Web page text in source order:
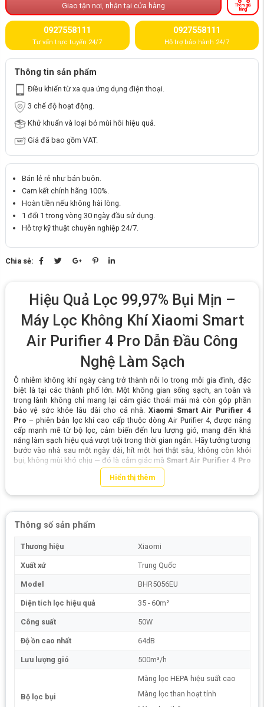
Giao tận nơi, nhận tại cửa hàng
Thêm giỏ
hàng
0927558111
Tư vấn trực tuyến 24/7
0927558111
Hỗ trợ bảo hành 24/7
Thông tin sản phẩm
Điều khiển từ xa qua ứng dụng điện thoại.
3 chế độ hoạt động.
Khử khuẩn và loại bỏ mùi hôi hiệu quả.
Giá đã bao gồm VAT.
Bán lẻ rẻ như bán buôn.
Cam kết chính hãng 100%.
Hoàn tiền nếu không hài lòng.
1 đổi 1 trong vòng 30 ngày đầu sử dụng.
Hỗ trợ kỹ thuật chuyên nghiệp 24/7.
Chia sẻ:
Hiệu Quả Lọc 99,97% Bụi Mịn –
Máy Lọc Không Khí Xiaomi Smart
Air Purifier 4 Pro Dẫn Đầu Công
Nghệ Làm Sạch
Ô nhiễm không khí ngày càng trở thành nỗi lo trong mỗi gia đình, đặc
biệt là tại các thành phố lớn. Một không gian sống sạch, an toàn và
trong lành không chỉ mang lại cảm giác thoải mái mà còn góp phần
bảo vệ sức khỏe lâu dài cho cả nhà.Xiaomi Smart Air Purifier 4
Pro – phiên bản lọc khí cao cấp thuộc dòng Air Purifier 4, được nâng
cấp mạnh mẽ từ bộ lọc, cảm biến đến lưu lượng gió, mang đến khả
năng làm sạch hiệu quả vượt trội trong thời gian ngắn. Hãy tưởng tượng
bước vào nhà sau một ngày dài, hít một hơi thật sâu, không còn khói
bụi, không mùi khó chịu — đó là cảm giác mà Smart Air Purifier 4 Pro
Hiển thị thêm
Thông số sản phẩm
Thương hiệu Xiaomi
Xuất xứ Trung Quốc
Model BHR5056EU
Diện tích lọc hiệu quả 35 - 60m²
Công suất 50W
Độ ồn cao nhất 64dB
Lưu lượng gió 500m³/h
Bộ lọc bụi
Màng lọc HEPA hiệu suất cao
Màng lọc than hoạt tính